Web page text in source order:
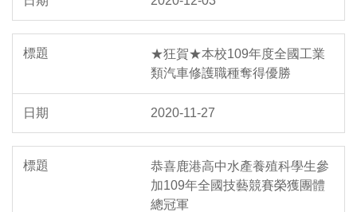
★狂賀★本校109年度全國工業
類汽車修護職種奪得優勝
2020-11-27
恭喜鹿港高中水產養殖科學生參
加109年全國技藝競賽榮獲團體
總冠軍